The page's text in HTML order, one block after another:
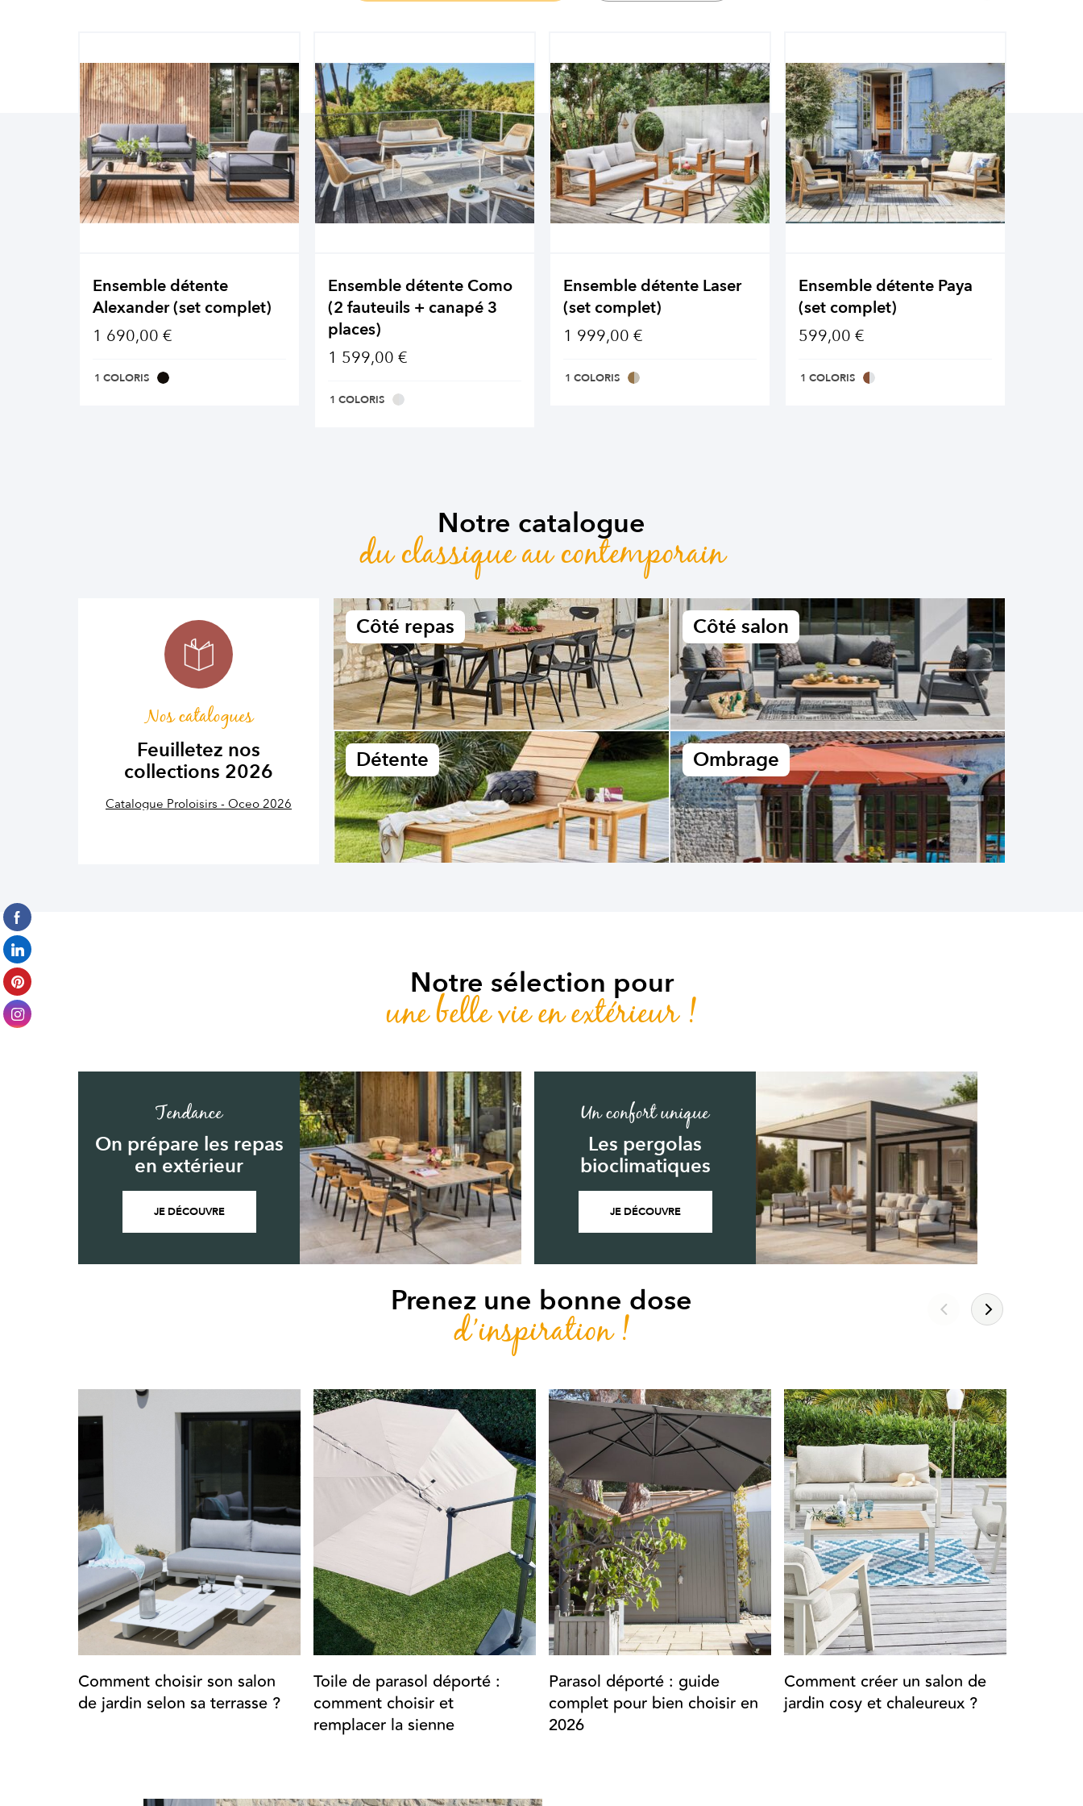
Ensemble détente
Alexander (set complet)
1 690,00 €
1 COLORIS
Ensemble détente Como
(2 fauteuils + canapé 3
places)
1 599,00 €
1 COLORIS
Ensemble détente Laser
(set complet)
1 999,00 €
1 COLORIS
Ensemble détente Paya
(set complet)
599,00 €
1 COLORIS
Notre catalogue
du classique au contemporain
Nos catalogues
Feuilletez nos
collections 2026
Catalogue Proloisirs - Oceo 2026
Côté repas Côté salon
Détente Ombrage
Notre sélection pour
une belle vie en extérieur !
Tendance
On prépare les repas
en extérieur
JE DÉCOUVRE
Un confort unique
Les pergolas
bioclimatiques
JE DÉCOUVRE
Prenez une bonne dose
d’inspiration !
Comment choisir son salon
de jardin selon sa terrasse ?
Toile de parasol déporté :
comment choisir et
remplacer la sienne
Parasol déporté : guide
complet pour bien choisir en
2026
Comment créer un salon de
jardin cosy et chaleureux ?